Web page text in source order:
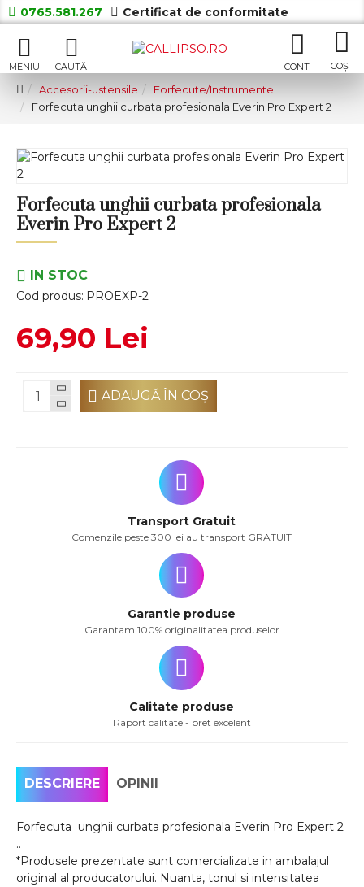
0765.581.267 Certificat de conformitate
Accesorii-ustensile
Forfecute/Instrumente
Forfecuta unghii curbata profesionala Everin Pro Expert 2
Forfecuta unghii curbata profesionala
Everin Pro Expert 2
IN STOC
Cod produs: PROEXP-2
69,90 Lei
ADAUGĂ ÎN COŞ
Transport Gratuit
Comenzile peste 300 lei au transport GRATUIT
Garantie produse
Garantam 100% originalitatea produselor
Calitate produse
Raport calitate - pret excelent
DESCRIERE OPINII
Forfecuta unghii curbata profesionala Everin Pro Expert 2
..
*Produsele prezentate sunt comercializate in ambalajul
original al producatorului. Nuanta, tonul si intensitatea